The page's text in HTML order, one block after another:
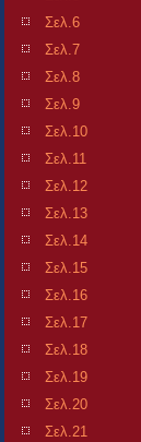
Σελ.6
Σελ.7
Σελ.8
Σελ.9
Σελ.10
Σελ.11
Σελ.12
Σελ.13
Σελ.14
Σελ.15
Σελ.16
Σελ.17
Σελ.18
Σελ.19
Σελ.20
Σελ.21